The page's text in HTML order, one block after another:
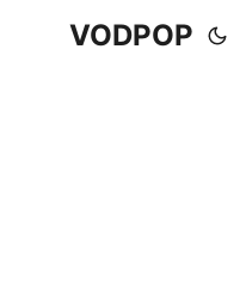
VODPOP